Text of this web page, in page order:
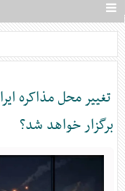
تغییر
وضعیت
منوی
ها
تغییر محل مذاکره
برگزار خواهد شد؟